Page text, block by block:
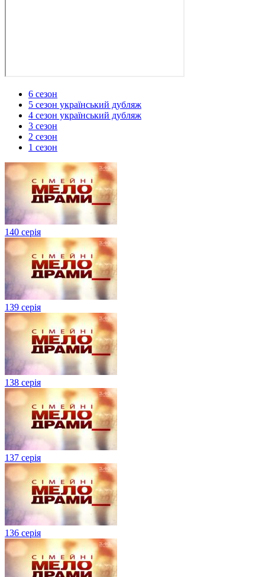
6 сезон
5 сезон український дубляж
4 сезон український дубляж
3 сезон
2 сезон
1 сезон
140 серія
139 серія
138 серія
137 серія
136 серія